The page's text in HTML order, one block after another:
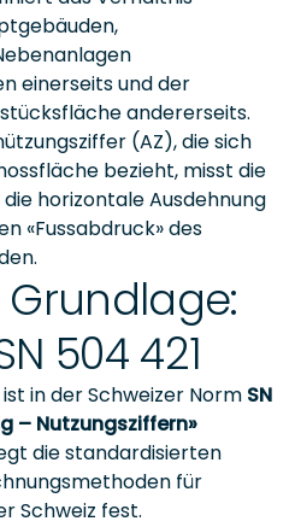
einerseits und der
andererseits.
(AZ), die sich
bezieht, misst die
horizontale Ausdehnung
«Fussabdruck» des
504 421
in der Schweizer Norm SN
– Nutzungsziffern»
die standardisierten
für
Schweiz fest.